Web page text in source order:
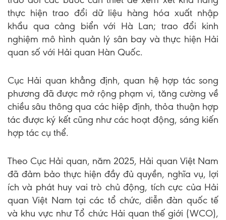
thực hiện trao đổi dữ liệu hàng hóa xuất nhập
khẩu qua cảng biển với Hà Lan; trao đổi kinh
nghiệm mô hình quản lý sân bay và thực hiện Hải
quan số với Hải quan Hàn Quốc.
Cục Hải quan khẳng định, quan hệ hợp tác song
phương đã được mở rộng phạm vi, tăng cường về
chiều sâu thông qua các hiệp định, thỏa thuận hợp
tác được ký kết cũng như các hoạt động, sáng kiến
hợp tác cụ thể.
Theo Cục Hải quan, năm 2025, Hải quan Việt Nam
đã đảm bảo thực hiện đầy đủ quyền, nghĩa vụ, lợi
ích và phát huy vai trò chủ động, tích cực của Hải
quan Việt Nam tại các tổ chức, diễn đàn quốc tế
và khu vực như Tổ chức Hải quan thế giới (WCO),